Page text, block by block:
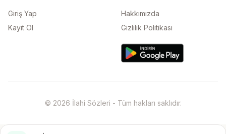
Giriş Yap
Kayıt Ol
Hakkımızda
Gizlilik Politikası
© 2026 İlahi Sözleri - Tüm hakları saklıdır.